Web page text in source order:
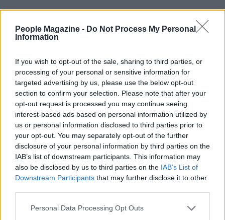
People Magazine - Do Not Process My Personal
Information
If you wish to opt-out of the sale, sharing to third parties, or
processing of your personal or sensitive information for
targeted advertising by us, please use the below opt-out
section to confirm your selection. Please note that after your
opt-out request is processed you may continue seeing
interest-based ads based on personal information utilized by
us or personal information disclosed to third parties prior to
your opt-out. You may separately opt-out of the further
disclosure of your personal information by third parties on the
IAB’s list of downstream participants. This information may
also be disclosed by us to third parties on the IAB’s List of
Downstream Participants that may further disclose it to other
Please note that this website/app uses one or more Google
Personal Data Processing Opt Outs
Continua a leggere
TELEVISIONE